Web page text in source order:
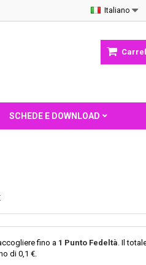
Italiano
SCHEDE E DOWNLOAD
fino a 1 Punto Fedeltà. Il
di0,1 €.